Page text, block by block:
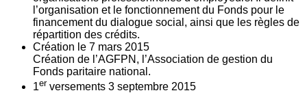
l’organisation et le fonctionnement du Fonds pour le
financement du dialogue social, ainsi que les règles de
répartition des crédits.
Création le 7 mars 2015
Création de l’AGFPN, l’Association de gestion du
Fonds paritaire national.
1er versements 3 septembre 2015